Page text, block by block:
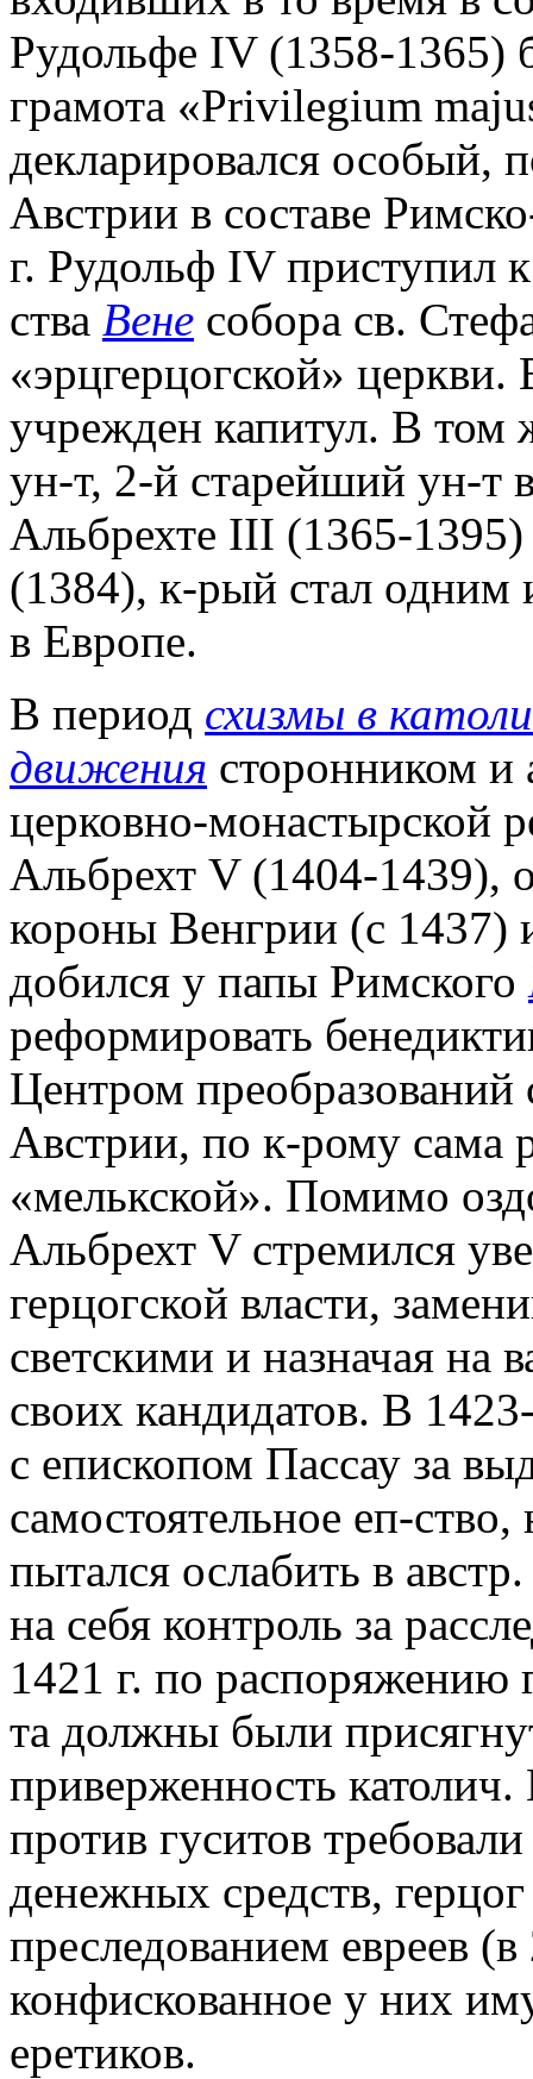
Рудольфе IV (1358-1365)
грамота «Privilegium
декларировался особый,
Австрии в составе
г. Рудольф IV приступил
ства Вене собора св.
«эрцгерцогской»
учрежден капитул. В том
ун-т, 2-й старейший ун-т
Альбрехте III (1365-1395)
(1384), к-рый стал одним
в Европе.
В период схизмы в
движения сторонником
церковно-монастырской
Альбрехт V (1404-1439),
короны Венгрии (c 1437)
добился у папы Римского
реформировать
Центром
Австрии, по к-рому сама
«мелькской». Помимо
Альбрехт V стремился
герцогской власти,
светскими и назначая на
своих кандидатов. В
с епископом Пассау за
самостоятельное еп-
пытался ослабить в
на себя контроль за
1421 г. по распоряжению
та должны были
приверженность
против гуситов
денежных средств,
преследованием евреев
конфискованное у них
еретиков.